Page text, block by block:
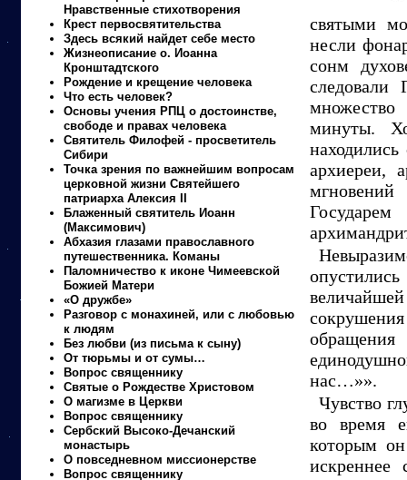
Нравственные стихотворения
Крест первосвятительства
Здесь всякий найдет себе место
Жизнеописание о. Иоанна
Кронштадтского
Рождение и крещение человека
Что есть человек?
Основы учения РПЦ о достоинстве,
свободе и правах человека
Святитель Филофей - просветитель
Сибири
Точка зрения по важнейшим вопросам
церковной жизни Святейшего
патриарха Алексия II
Блаженный святитель Иоанн
(Максимович)
Абхазия глазами православного
путешественника. Команы
Паломничество к иконе Чимеевской
Божией Матери
«О дружбе»
Разговор с монахиней, или с любовью
к людям
Без любви (из письма к сыну)
От тюрьмы и от сумы…
Вопрос священнику
Святые о Рождестве Христовом
О магизме в Церкви
Вопрос священнику
Сербский Высоко-Дечанский
монастырь
О повседневном миссионерстве
Вопрос священнику
святыми
несли
сонм
следовали
минуты.
архиереи,
нас…»».
Чувство
во время
которым
искреннее